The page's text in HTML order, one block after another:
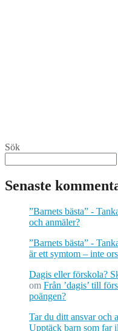
Sök
Senaste
”Barnets bästa” -
och anmäler?
”Barnets bästa” -
är ett symtom – inte
Dagis eller förskola?
om Från ’dagis’ till
poängen?
Tar du ditt ansvar och
Upptäck barn som far